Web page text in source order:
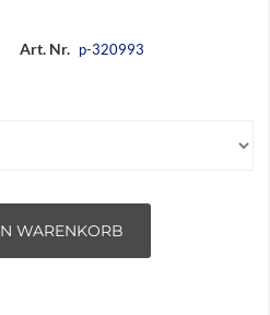
Art. Nr. p-320993
WARENKORB